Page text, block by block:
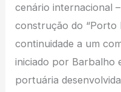
cenário internacional
construção do “Porto
continuidade a um
iniciado por Barbalho
portuária